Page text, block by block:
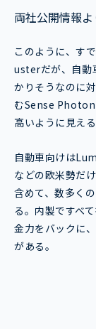
両社公開情報
このように、す
usterだが、自動
かりそうなのに
むSense
高いように見える
自動車向けは
などの欧米勢だ
含めて、数多く
る。内製ですべ
金力をバックに
がある。